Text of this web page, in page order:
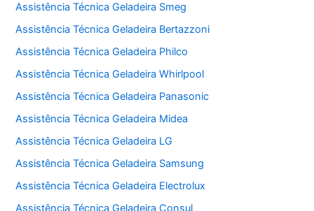
Assistência Técnica Geladeira Smeg
Assistência Técnica Geladeira Bertazzoni
Assistência Técnica Geladeira Philco
Assistência Técnica Geladeira Whirlpool
Assistência Técnica Geladeira Panasonic
Assistência Técnica Geladeira Midea
Assistência Técnica Geladeira LG
Assistência Técnica Geladeira Samsung
Assistência Técnica Geladeira Electrolux
Assistência Técnica Geladeira Consul